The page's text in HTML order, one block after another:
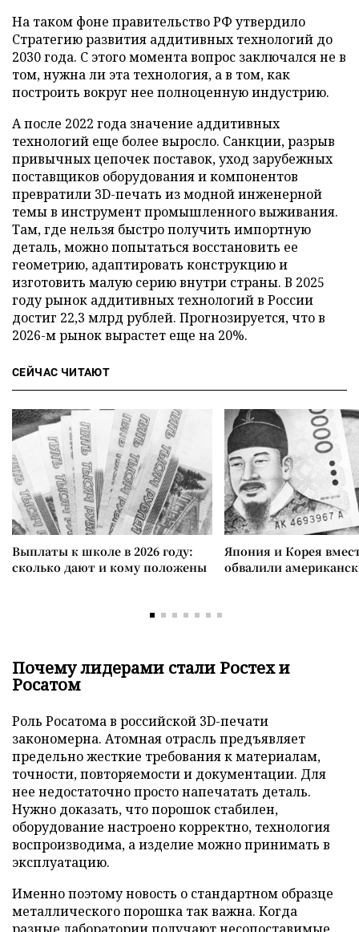
На таком фоне правительство РФ утвердило
Стратегию развития аддитивных технологий до
2030 года. С этого момента вопрос заключался не в
том, нужна ли эта технология, а в том, как
построить вокруг нее полноценную индустрию.
А после 2022 года значение аддитивных
технологий еще более выросло. Санкции, разрыв
привычных цепочек поставок, уход зарубежных
поставщиков оборудования и компонентов
превратили 3D-печать из модной инженерной
темы в инструмент промышленного выживания.
Там, где нельзя быстро получить импортную
деталь, можно попытаться восстановить ее
геометрию, адаптировать конструкцию и
изготовить малую серию внутри страны. В 2025
году рынок аддитивных технологий в России
достиг 22,3 млрд рублей. Прогнозируется, что в
2026-м рынок вырастет еще на 20%.
СЕЙЧАС ЧИТАЮТ
Выплаты к школе в 2026 году:
сколько дают и кому положены
Япония и Корея
обвалили
Почему лидерами стали Ростех и
Росатом
Роль Росатома в российской 3D-печати
закономерна. Атомная отрасль предъявляет
предельно жесткие требования к материалам,
точности, повторяемости и документации. Для
нее недостаточно просто напечатать деталь.
Нужно доказать, что порошок стабилен,
оборудование настроено корректно, технология
воспроизводима, а изделие можно принимать в
эксплуатацию.
Именно поэтому новость о стандартном образце
металлического порошка так важна. Когда